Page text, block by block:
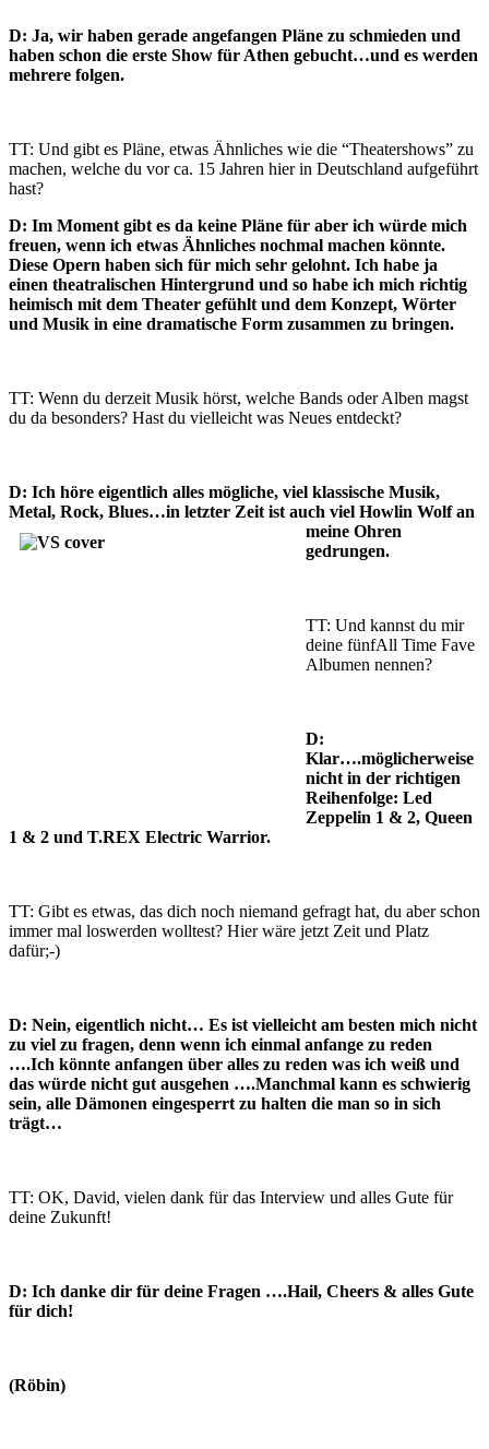
D: Ja, wir haben gerade angefangen Pläne zu schmieden und
haben schon die erste Show für Athen gebucht…und es werden
mehrere folgen.
TT: Und gibt es Pläne, etwas Ähnliches wie die “Theatershows” zu
machen, welche du vor ca. 15 Jahren hier in Deutschland aufgeführt
hast?
D: Im Moment gibt es da keine Pläne für aber ich würde mich
freuen, wenn ich etwas Ähnliches nochmal machen könnte.
Diese Opern haben sich für mich sehr gelohnt. Ich habe ja
einen theatralischen Hintergrund und so habe ich mich richtig
heimisch mit dem Theater gefühlt und dem Konzept, Wörter
und Musik in eine dramatische Form zusammen zu bringen.
TT: Wenn du derzeit Musik hörst, welche Bands oder Alben magst
du da besonders? Hast du vielleicht was Neues entdeckt?
D: Ich höre eigentlich alles mögliche, viel klassische Musik,
Metal, Rock, Blues…in letzter Zeit ist auch viel Howlin Wolf an
meine Ohren
gedrungen.
TT: Und kannst du mir
deine fünfAll Time Fave
Albumen nennen?
D:
Klar….möglicherweise
nicht in der richtigen
Reihenfolge: Led
Zeppelin 1 & 2, Queen
1 & 2 und T.REX Electric Warrior.
TT: Gibt es etwas, das dich noch niemand gefragt hat, du aber schon
immer mal loswerden wolltest? Hier wäre jetzt Zeit und Platz
dafür;-)
D: Nein, eigentlich nicht… Es ist vielleicht am besten mich nicht
zu viel zu fragen, denn wenn ich einmal anfange zu reden
….Ich könnte anfangen über alles zu reden was ich weiß und
das würde nicht gut ausgehen ….Manchmal kann es schwierig
sein, alle Dämonen eingesperrt zu halten die man so in sich
trägt…
TT: OK, David, vielen dank für das Interview und alles Gute für
deine Zukunft!
D: Ich danke dir für deine Fragen ….Hail, Cheers & alles Gute
für dich!
(Röbin)